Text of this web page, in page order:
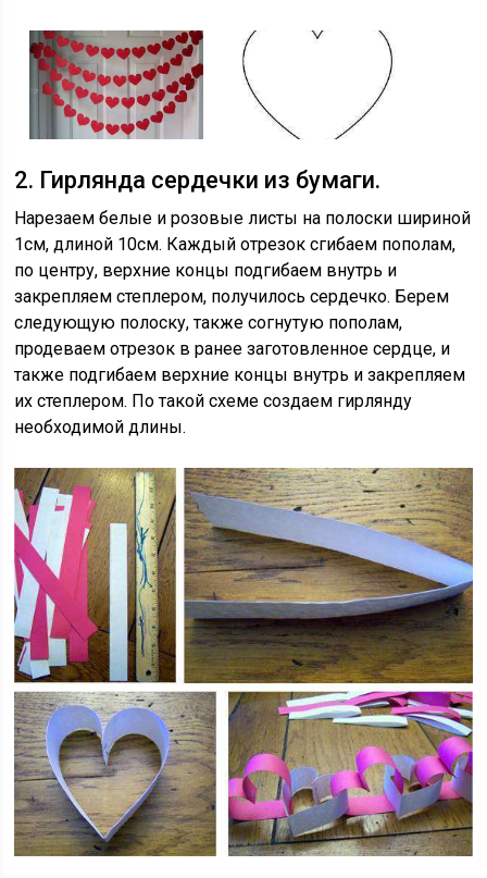
2. Гирлянда сердечки из бумаги.
Нарезаем белые и розовые листы на полоски шириной
1см, длиной 10см. Каждый отрезок сгибаем пополам,
по центру, верхние концы подгибаем внутрь и
закрепляем степлером, получилось сердечко. Берем
следующую полоску, также согнутую пополам,
продеваем отрезок в ранее заготовленное сердце, и
также подгибаем верхние концы внутрь и закрепляем
их степлером. По такой схеме создаем гирлянду
необходимой длины.